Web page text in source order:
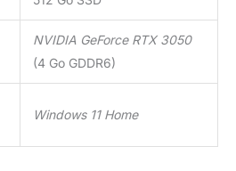
périphériques,
écrans externes et
accessoires pour
une expérience de
jeu et de travail
HDMI 2.1 TMDS
NVIDIA GeForce RTX 3050
(4 Go GDDR6)
Windows 11 Home